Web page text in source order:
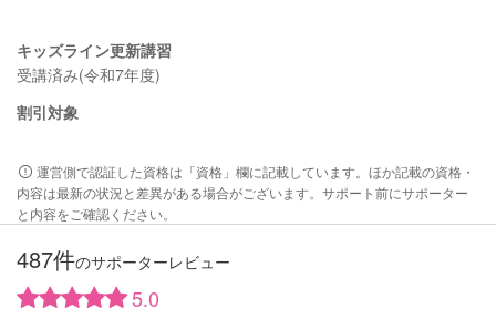
キッズライン更新講習
受講済み(令和7年度)
割引対象
運営側で認証した資格は「資格」欄に記載しています。ほか記載の資格・
内容は最新の状況と差異がある場合がございます。サポート前にサポーター
と内容をご確認ください。
487件のサポーターレビュー
5.0